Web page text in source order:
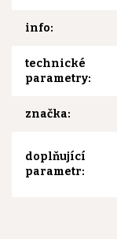
info:
technické
parametry:
značka:
doplňující
parametr: